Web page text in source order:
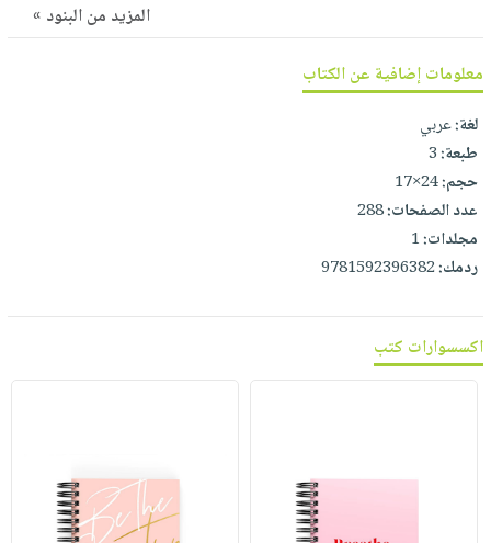
انشر
كتابك
تواصل
معنا
المزيد من البنود »
معلومات إضافية عن الكتاب
لغة:عربي
طبعة:3
حجم:24×17
عدد الصفحات:288
مجلدات:1
ردمك:9781592396382
اكسسوارات كتب